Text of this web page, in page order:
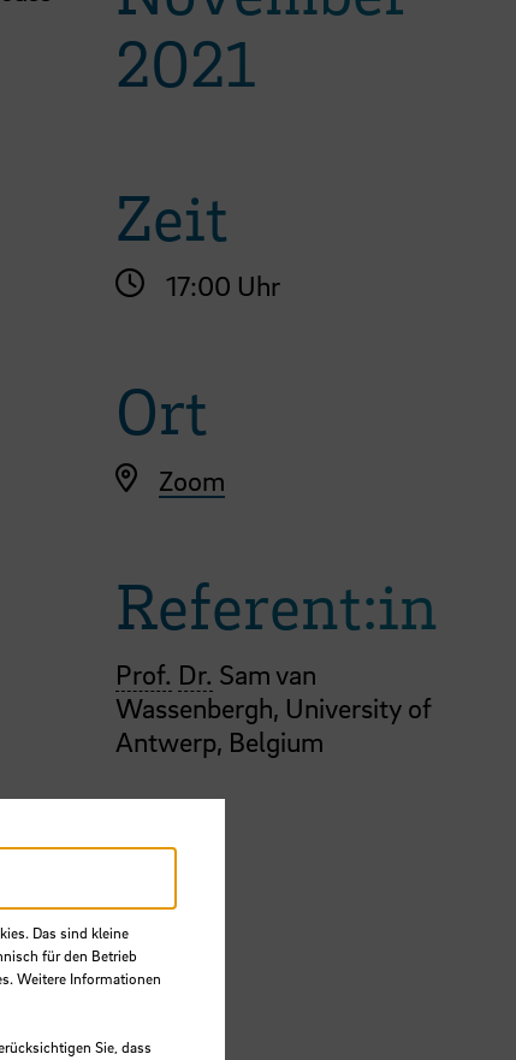
2021
Zeit
17:00 Uhr
Ort
Zoom
Referent:in
Prof. Dr. Sam van
Wassenbergh, University of
Antwerp, Belgium
Das sind kleine
für den Betrieb
Weitere Informationen
Sie, dass